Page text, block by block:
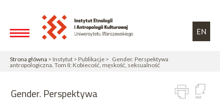
EN
Strona główna > Instytut > Publikacje > Gender. Perspektywa
antropologiczna. Tom II: Kobiecość, męskość, seksualność
Gender. Perspektywa